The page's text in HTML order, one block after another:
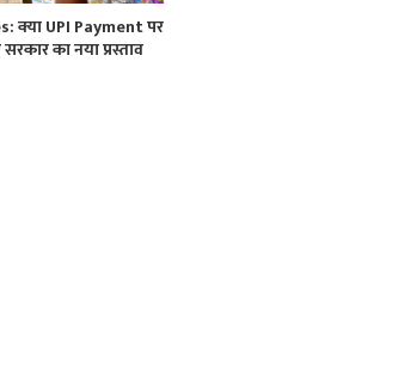
क्या UPI Payment पर
का नया प्रस्ताव